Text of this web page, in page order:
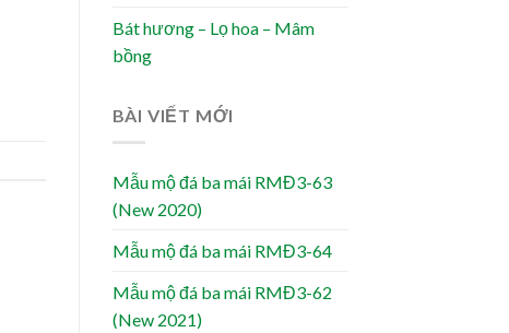
Bát hương – Lọ hoa – Mâm
bồng
BÀI VIẾT MỚI
Mẫu mộ đá ba mái RMĐ3-63
(New 2020)
Mẫu mộ đá ba mái RMĐ3-64
Mẫu mộ đá ba mái RMĐ3-62
(New 2021)